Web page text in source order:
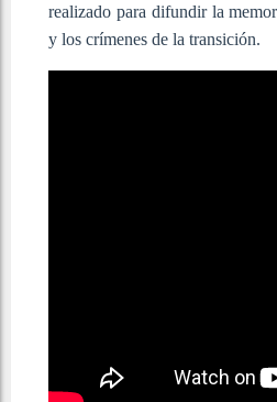
realizado para difundir la
y los crímenes de la transición.